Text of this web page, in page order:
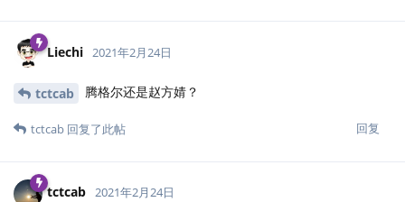
Liechi 2021年2月24日
tctcab 腾格尔还是赵方婧？
回复
tctcab 回复了此帖
tctcab 2021年2月24日